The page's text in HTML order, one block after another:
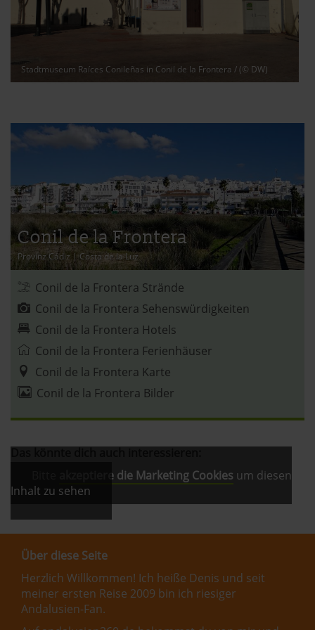
verwendeten Verfahren und Begrifflichkeiten (z.B.
»Cookies«, »Marketing« und »Statistik«) erhältst du in
Stadtmuseum Raíces Conileñas in Conil de la Frontera / (© DW)
Conil de la Frontera
Provinz Cádiz | Costa de la Luz
Conil de la Frontera Strände
Conil de la Frontera Sehenswürdigkeiten
Conil de la Frontera Hotels
Conil de la Frontera Ferienhäuser
Conil de la Frontera Karte
Conil de la Frontera Bilder
akzeptiere die Marketing Cookies um diesen
Inhalt zu sehen
Über diese Seite
Herzlich Willkommen! Ich heiße Denis und seit
meiner ersten Reise 2009 bin ich riesiger
Andalusien-Fan.